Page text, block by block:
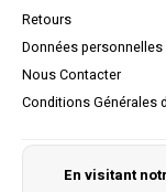
Retours
Données personnelles
Nous Contacter
Conditions Générales
En visitant